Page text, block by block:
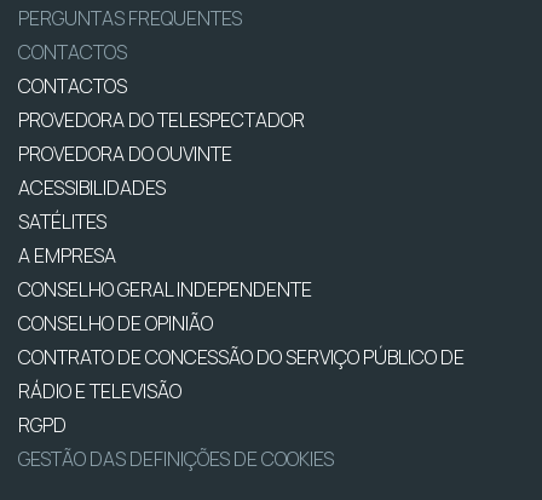
PERGUNTAS FREQUENTES
CONTACTOS
CONTACTOS
PROVEDORA DO TELESPECTADOR
PROVEDORA DO OUVINTE
ACESSIBILIDADES
SATÉLITES
A EMPRESA
CONSELHO GERAL INDEPENDENTE
CONSELHO DE OPINIÃO
CONTRATO DE CONCESSÃO DO SERVIÇO PÚBLICO DE
RÁDIO E TELEVISÃO
RGPD
GESTÃO DAS DEFINIÇÕES DE COOKIES